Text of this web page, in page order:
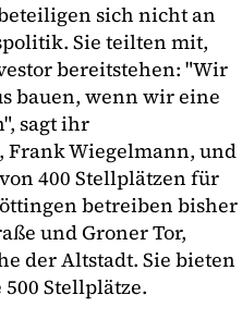
sich nicht an
Sie teilten mit,
bereitstehen: "Wir
bauen, wenn wir eine
sagt ihr
Frank Wiegelmann, und
400 Stellplätzen für
betreiben bisher
und Groner Tor,
der Altstadt. Sie bieten
Stellplätze.